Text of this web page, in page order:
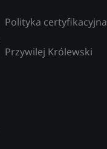
Polityka certyfikacyjna
Przywilej Królewski